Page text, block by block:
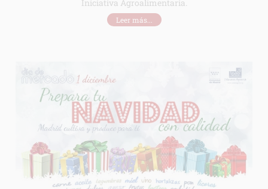
Iniciativa Agroalimentaria.
Leer más...